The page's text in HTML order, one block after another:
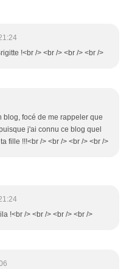
!<br /> <br /> <br /> <br />
blog, focé de me rappeler que
j'ai connu ce blog quel
fille !!!<br /> <br /> <br /> <br />
!<br /> <br /> <br /> <br />